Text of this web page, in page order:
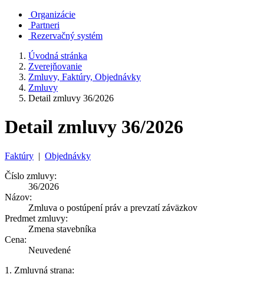
Organizácie
Partneri
Rezervačný systém
Úvodná stránka
Zverejňovanie
Zmluvy, Faktúry, Objednávky
Zmluvy
Detail zmluvy 36/2026
Detail zmluvy 36/2026
Faktúry | Objednávky
Číslo zmluvy:
36/2026
Názov:
Zmluva o postúpení práv a prevzatí záväzkov
Predmet zmluvy:
Zmena stavebníka
Cena:
Neuvedené
1. Zmluvná strana: